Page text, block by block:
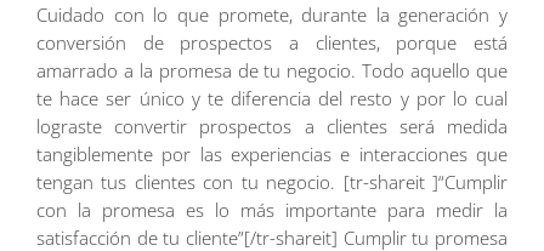
Cuidado con lo que promete, durante la generación y
conversión de prospectos a clientes, porque está
amarrado a la promesa de tu negocio. Todo aquello que
te hace ser único y te diferencia del resto y por lo cual
lograste convertir prospectos a clientes será medida
tangiblemente por las experiencias e interacciones que
tengan tus clientes con tu negocio. [tr-shareit ]“Cumplir
con la promesa es lo más importante para medir la
satisfacción de tu cliente”[/tr-shareit] Cumplir tu promesa